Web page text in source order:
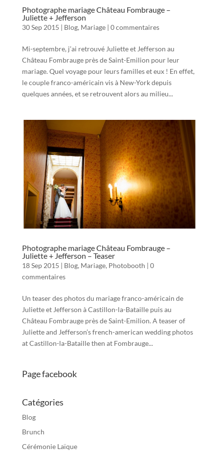
Photographe mariage Château Fombrauge –
Juliette + Jefferson
30 Sep 2015 | Blog, Mariage| 0 commentaires
Mi-septembre, j’ai retrouvé Juliette et Jefferson au
Château Fombrauge près de Saint-Emilion pour leur
mariage. Quel voyage pour leurs familles et eux ! En effet,
le couple franco-américain vis à New-York depuis
quelques années, et se retrouvent alors au milieu...
Photographe mariage Château Fombrauge –
Juliette + Jefferson – Teaser
18 Sep 2015 | Blog, Mariage, Photobooth | 0
commentaires
Un teaser des photos du mariage franco-américain de
Juliette et Jefferson à Castillon-la-Bataille puis au
Château Fombrauge près de Saint-Emilion. A teaser of
Juliette and Jefferson’s french-american wedding photos
at Castillon-la-Bataille then at Fombrauge...
Page facebook
Catégories
Blog
Brunch
Cérémonie Laïque